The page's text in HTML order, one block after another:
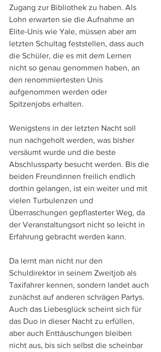
Zugang zur Bibliothek zu haben. Als
Lohn erwarten sie die Aufnahme an
Elite-Unis wie Yale, müssen aber am
letzten Schultag feststellen, dass auch
die Schüler, die es mit dem Lernen
nicht so genau genommen haben, an
den renommiertesten Unis
aufgenommen werden oder
Spitzenjobs erhalten.
Wenigstens in der letzten Nacht soll
nun nachgeholt werden, was bisher
versäumt wurde und die beste
Abschlussparty besucht werden. Bis die
beiden Freundinnen freilich endlich
dorthin gelangen, ist ein weiter und mit
vielen Turbulenzen und
Überraschungen gepflasterter Weg, da
der Veranstaltungsort nicht so leicht in
Erfahrung gebracht werden kann.
Da lernt man nicht nur den
Schuldirektor in seinem Zweitjob als
Taxifahrer kennen, sondern landet auch
zunächst auf anderen schrägen Partys.
Auch das Liebesglück scheint sich für
das Duo in dieser Nacht zu erfüllen,
aber auch Enttäuschungen bleiben
nicht aus, bis sich selbst die scheinbar